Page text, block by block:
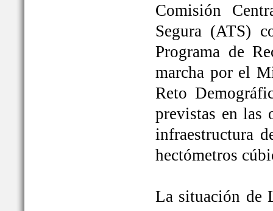
Comisión
Segura (ATS)
Programa de
marcha por el
Reto
previstas en las
infraestructura
hectómetros
La situación de